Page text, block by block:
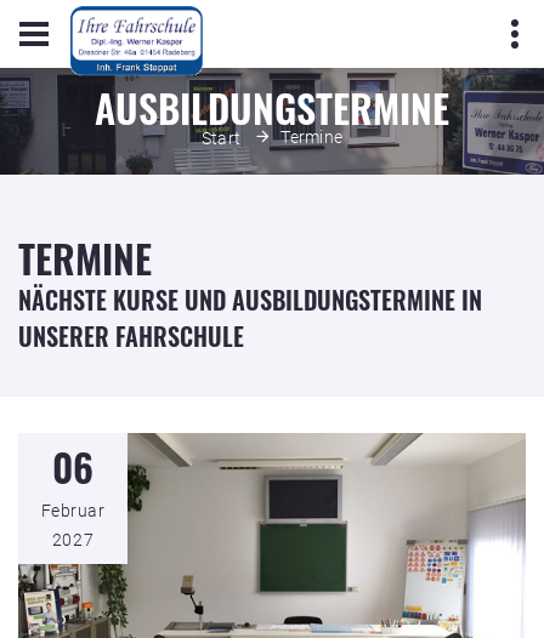
AUSBILDUNGSTERMINE
Start Termine
TERMINE
NÄCHSTE KURSE UND AUSBILDUNGSTERMINE IN
UNSERER FAHRSCHULE
06
Februar
2027